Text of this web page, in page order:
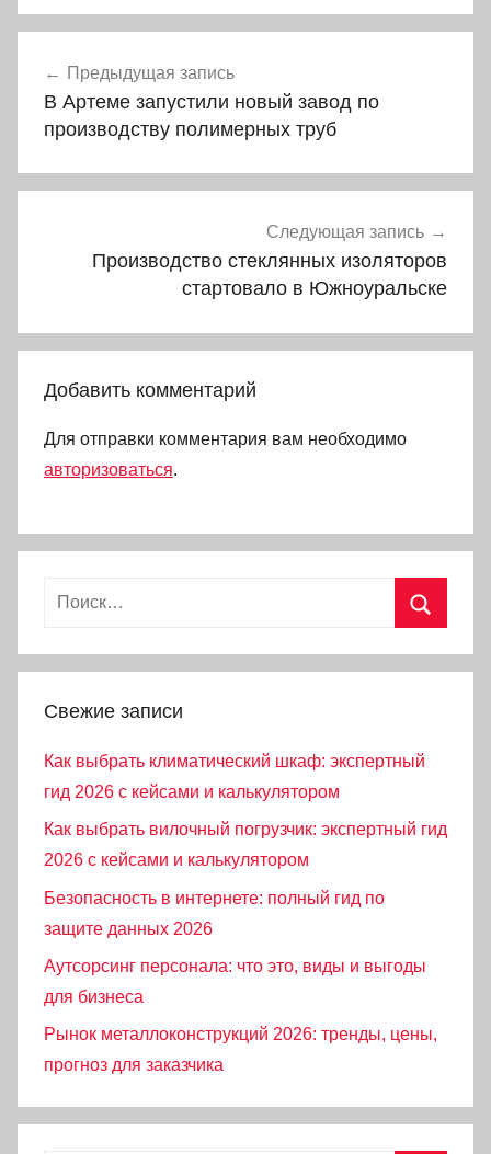
по
записям
Предыдущая запись
В Артеме запустили новый завод по
производству полимерных труб
Следующая запись
Производство стеклянных изоляторов
стартовало в Южноуральске
Добавить комментарий
Для отправки комментария вам необходимо
авторизоваться.
Найти:
Свежие записи
Как выбрать климатический шкаф: экспертный
гид 2026 с кейсами и калькулятором
Как выбрать вилочный погрузчик: экспертный гид
2026 с кейсами и калькулятором
Безопасность в интернете: полный гид по
защите данных 2026
Аутсорсинг персонала: что это, виды и выгоды
для бизнеса
Рынок металлоконструкций 2026: тренды, цены,
прогноз для заказчика